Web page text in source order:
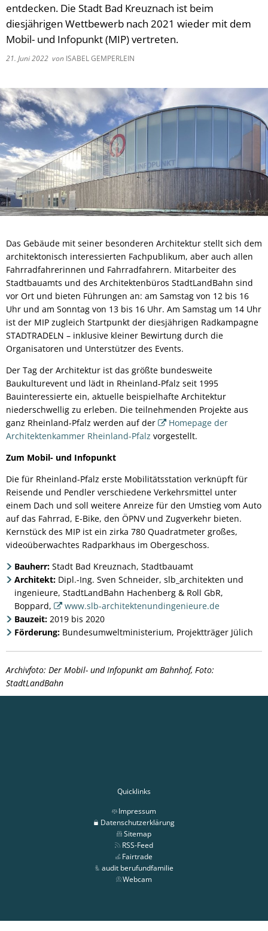
entdecken. Die Stadt Bad Kreuznach ist beim
diesjährigen Wettbewerb nach 2021 wieder mit dem
Mobil- und Infopunkt (MIP) vertreten.
21. Juni 2022 von ISABEL GEMPERLEIN
Das Gebäude mit seiner besonderen Architektur stellt sich dem
architektonisch interessierten Fachpublikum, aber auch allen
Fahrradfahrerinnen und Fahrradfahrern. Mitarbeiter des
Stadtbauamts und des Architektenbüros StadtLandBahn sind
vor Ort und bieten Führungen an: am Samstag von 12 bis 16
Uhr und am Sonntag von 13 bis 16 Uhr. Am Samstag um 14 Uhr
ist der MIP zugleich Startpunkt der diesjährigen Radkampagne
STADTRADELN – inklusive kleiner Bewirtung durch die
Organisatoren und Unterstützer des Events.
Der Tag der Architektur ist das größte bundesweite
Baukulturevent und lädt in Rheinland-Pfalz seit 1995
Bauinteressierte ein, aktuelle beispielhafte Architektur
niederschwellig zu erleben. Die teilnehmenden Projekte aus
ganz Rheinland-Pfalz werden auf der
Homepage der
Architektenkammer Rheinland-Pfalz vorgestellt.
Zum Mobil- und Infopunkt
Die für Rheinland-Pfalz erste Mobilitätsstation verknüpft für
Reisende und Pendler verschiedene Verkehrsmittel unter
einem Dach und soll weitere Anreize für den Umstieg vom Auto
auf das Fahrrad, E-Bike, den ÖPNV und Zugverkehr bieten.
Kernstück des MIP ist ein zirka 780 Quadratmeter großes,
videoüberwachtes Radparkhaus im Obergeschoss.
Bauherr:Stadt Bad Kreuznach, Stadtbauamt
Architekt:Dipl.-Ing. Sven Schneider, slb_architekten und
ingenieure, StadtLandBahn Hachenberg & Roll GbR,
Boppard,
www.slb-architektenundingenieure.de
Bauzeit:2019 bis 2020
Förderung:Bundesumweltministerium, Projektträger Jülich
Archivfoto: Der Mobil- und Infopunkt am Bahnhof, Foto:
StadtLandBahn
Quicklinks
Impressum
Datenschutzerklärung
Sitemap
RSS-Feed
Fairtrade
audit berufundfamilie
Webcam